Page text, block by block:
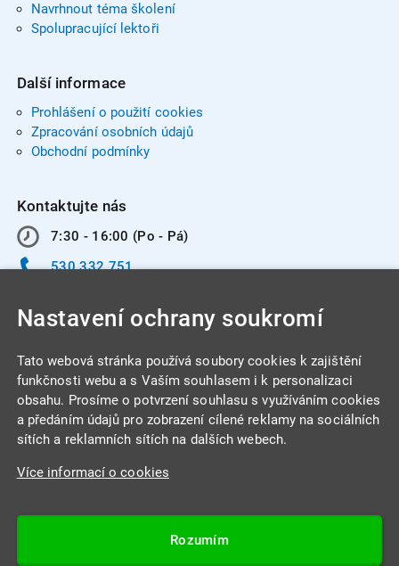
Navrhnout téma školení
Spolupracující lektoři
Další informace
Prohlášení o použití cookies
Zpracování osobních údajů
Obchodní podmínky
Kontaktujte nás
7:30 - 16:00 (Po - Pá)
530 332 751
INTEGRA CENTRUM s.r.o.
Jabloňová 662/7
Datová schránka: 4beca6d
Nastavení ochrany soukromí
Tato webová stránka používá soubory cookies k zajištění
funkčnosti webu a s Vaším souhlasem i k personalizaci
obsahu. Prosíme o potvrzení souhlasu s využíváním cookies
a předáním údajů pro zobrazení cílené reklamy na sociálních
sítích a reklamních sítích na dalších webech.
Více informací o cookies
Rozumím